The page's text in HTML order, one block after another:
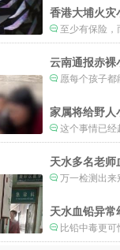
一种保护吧。
香港大埔火灾
至少有保险，
制度。
云南通报赤裸
愿每个孩子都
家属将给野人
这个事情已经
形体和状态已经
天水多名老师
万一检测出来
天水血铅异常
比铅中毒更可
可能被造假。